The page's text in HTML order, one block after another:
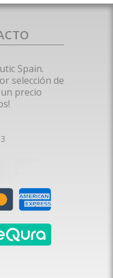
Spain.
selección de
precio